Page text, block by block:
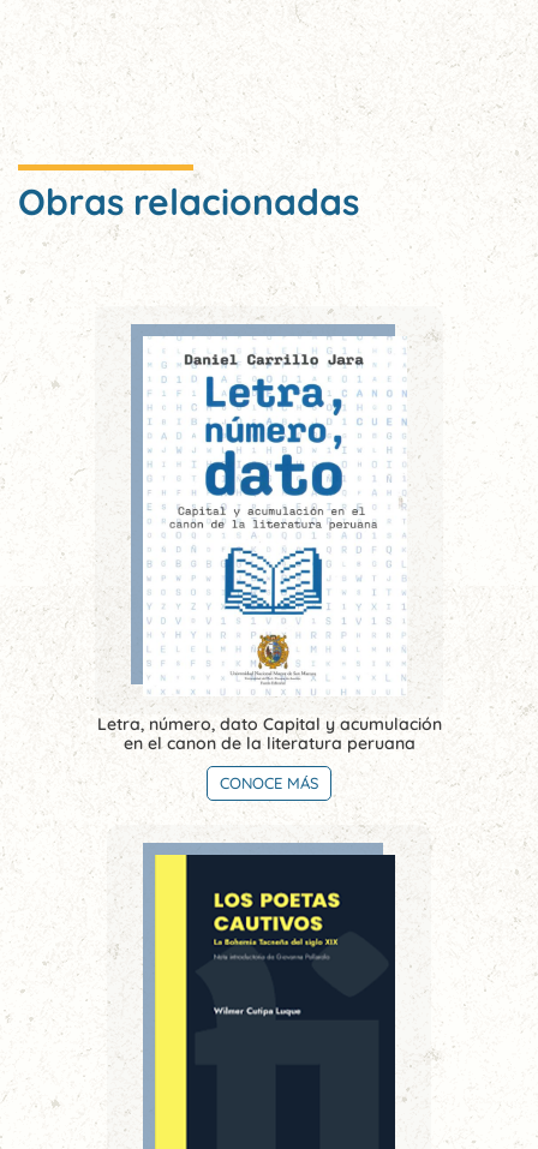
Obras relacionadas
Letra, número, dato Capital y acumulación
en el canon de la literatura peruana
CONOCE MÁS